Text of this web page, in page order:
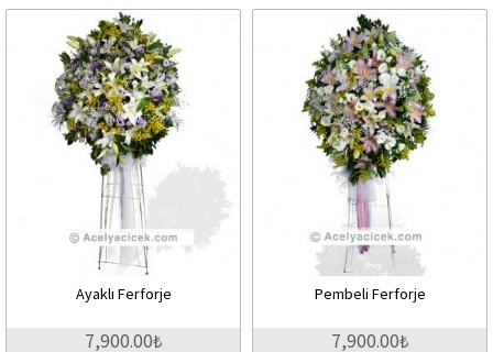
Ayaklı Ferforje
7,900.00₺
Pembeli Ferforje
7,900.00₺